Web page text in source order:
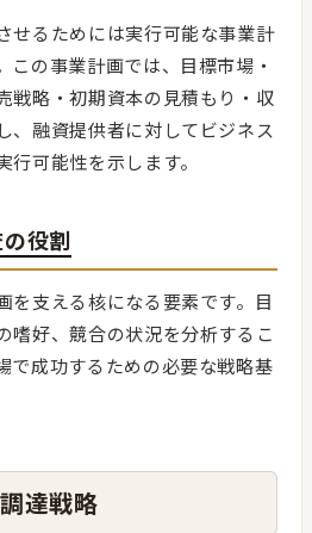
せるためには実行可能な事業計
この事業計画では、目標市場・
戦略・初期資本の見積もり・収
、融資提供者に対してビジネス
可能性を示します。
役割
を支える核になる要素です。目
嗜好、競合の状況を分析するこ
で成功するための必要な戦略基
達戦略